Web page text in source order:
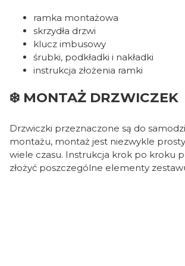
ramka montażowa
skrzydła drzwi
klucz imbusowy
śrubki, podkładki i nakładki
instrukcja złożenia ramki
❄️ MONTAŻ DRZWICZEK
Drzwiczki przeznaczone są do
montażu, montaż jest niezwykle
wiele czasu. Instrukcja krok po kroku
złożyć poszczególne elementy